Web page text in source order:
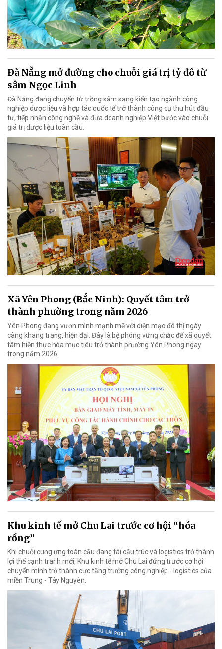
Đà Nẵng mở đường cho chuỗi giá trị tỷ đô từ
sâm Ngọc Linh
Đà Nẵng đang chuyển từ trồng sâm sang kiến tạo ngành công
nghiệp dược liệu và hợp tác quốc tế trở thành công cụ thu hút đầu
tư, tiếp nhận công nghệ và đưa doanh nghiệp Việt bước vào chuỗi
giá trị dược liệu toàn cầu.
Xã Yên Phong (Bắc Ninh): Quyết tâm trở
thành phường trong năm 2026
Yên Phong đang vươn mình mạnh mẽ với diện mạo đô thị ngày
càng khang trang, hiện đại. Đây là bệ phóng vững chắc để xã quyết
tâm hiện thực hóa mục tiêu trở thành phường Yên Phong ngay
trong năm 2026.
Khu kinh tế mở Chu Lai trước cơ hội “hóa
rồng”
Khi chuỗi cung ứng toàn cầu đang tái cấu trúc và logistics trở thành
lợi thế cạnh tranh mới, Khu kinh tế mở Chu Lai đứng trước cơ hội
chuyển mình trở thành cực tăng trưởng công nghiệp - logistics của
miền Trung - Tây Nguyên.